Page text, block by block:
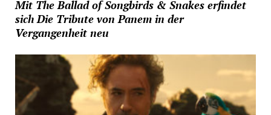
Mit The Ballad of Songbirds & Snakes erfindet
sich Die Tribute von Panem in der
Vergangenheit neu